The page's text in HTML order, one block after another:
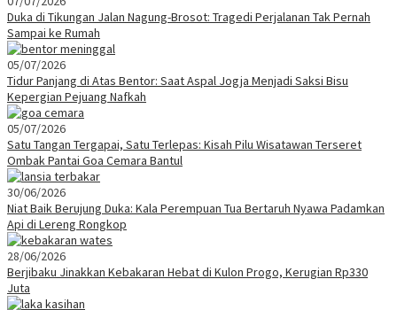
Duka di Tikungan Jalan Nagung-Brosot: Tragedi Perjalanan Tak Pernah
Sampai ke Rumah
05/07/2026
Tidur Panjang di Atas Bentor: Saat Aspal Jogja Menjadi Saksi Bisu
Kepergian Pejuang Nafkah
05/07/2026
Satu Tangan Tergapai, Satu Terlepas: Kisah Pilu Wisatawan Terseret
Ombak Pantai Goa Cemara Bantul
30/06/2026
Niat Baik Berujung Duka: Kala Perempuan Tua Bertaruh Nyawa Padamkan
Api di Lereng Rongkop
28/06/2026
Berjibaku Jinakkan Kebakaran Hebat di Kulon Progo, Kerugian Rp330
Juta